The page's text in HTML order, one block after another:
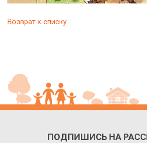
Возврат к списку
ПОДПИШИСЬ НА